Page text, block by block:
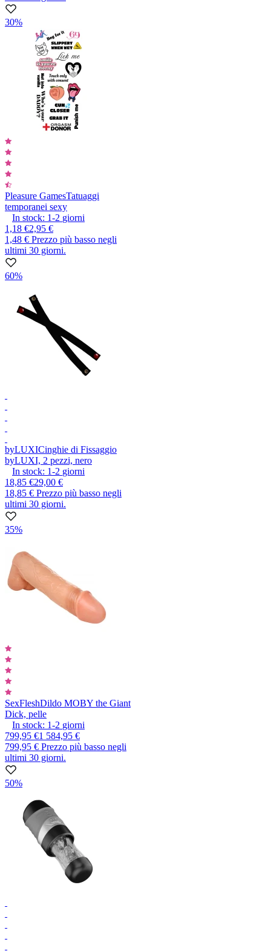
30%
Pleasure GamesTatuaggi
temporanei sexy
In stock: 1-2 giorni
1,18 €2,95 €
1,48 € Prezzo più basso negli
ultimi 30 giorni.
60%
byLUXICinghie di Fissaggio
byLUXI, 2 pezzi, nero
In stock: 1-2 giorni
18,85 €29,00 €
18,85 € Prezzo più basso negli
ultimi 30 giorni.
35%
SexFleshDildo MOBY the Giant
Dick, pelle
In stock: 1-2 giorni
799,95 €1 584,95 €
799,95 € Prezzo più basso negli
ultimi 30 giorni.
50%